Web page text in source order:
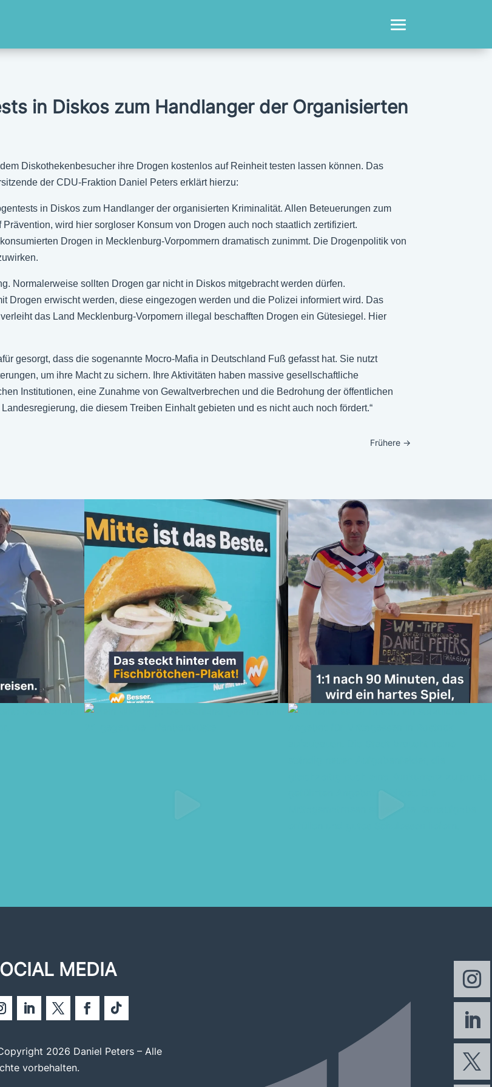
in Diskos zum Handlanger der Organisierten
Diskothekenbesucher ihre Drogen kostenlos auf Reinheit testen lassen können. Das
der CDU-Fraktion Daniel Peters erklärt hierzu:
in Diskos zum Handlanger der organisierten Kriminalität. Allen Beteuerungen zum
wird hier sorgloser Konsum von Drogen auch noch staatlich zertifiziert.
Drogen in Mecklenburg-Vorpommern dramatisch zunimmt. Die Drogenpolitik von
Normalerweise sollten Drogen gar nicht in Diskos mitgebracht werden dürfen.
Drogen erwischt werden, diese eingezogen werden und die Polizei informiert wird. Das
das Land Mecklenburg-Vorpomern illegal beschafften Drogen ein Gütesiegel. Hier
gesorgt, dass die sogenannte Mocro-Mafia in Deutschland Fuß gefasst hat. Sie nutzt
um ihre Macht zu sichern. Ihre Aktivitäten haben massive gesellschaftliche
Institutionen, eine Zunahme von Gewaltverbrechen und die Bedrohung der öffentlichen
die diesem Treiben Einhalt gebieten und es nicht auch noch fördert.“
Frühere→
MEDIA
2026 Daniel Peters – Alle
vorbehalten.